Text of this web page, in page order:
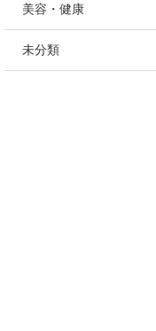
美容・健康
未分類